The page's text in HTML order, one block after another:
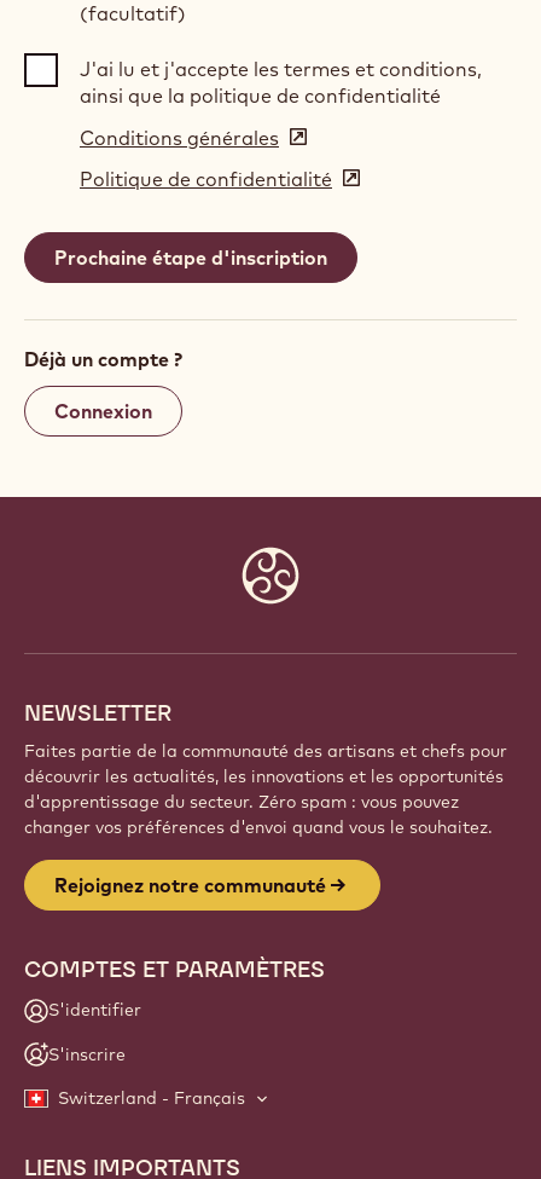
(facultatif)
J'ai lu et j'accepte les termes et conditions,
ainsi que la politique de confidentialité
Conditions générales (opens
in
a
window)
Politique de confidentialité (opens
a
new
Déjà un compte ?
Connexion
NEWSLETTER
Faites partie de la communauté des artisans et chefs pour
découvrir les actualités, les innovations et les opportunités
d'apprentissage du secteur. Zéro spam : vous pouvez
changer vos préférences d'envoi quand vous le souhaitez.
Rejoignez notre communauté
COMPTES ET PARAMÈTRES
S'identifier
S'inscrire
Switzerland - Français
Footer
LIENS IMPORTANTS